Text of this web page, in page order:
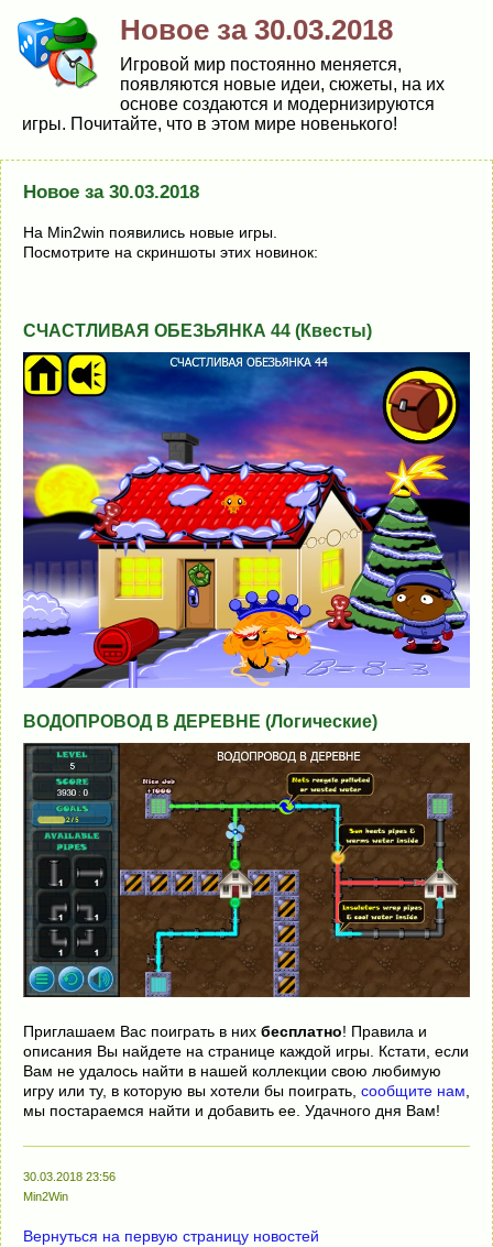
Новое за 30.03.2018
Игровой мир постоянно меняется,
появляются новые идеи, сюжеты, на их
основе создаются и модернизируются
игры. Почитайте, что в этом мире новенького!
Новое за 30.03.2018
На Min2win появились новые игры.
Посмотрите на скриншоты этих новинок:
СЧАСТЛИВАЯ ОБЕЗЬЯНКА 44 (Квесты)
ВОДОПРОВОД В ДЕРЕВНЕ (Логические)
Приглашаем Вас поиграть в них бесплатно! Правила и
описания Вы найдете на странице каждой игры. Кстати, если
Вам не удалось найти в нашей коллекции свою любимую
игру или ту, в которую вы хотели бы поиграть, сообщите нам,
мы постараемся найти и добавить ее. Удачного дня Вам!
30.03.2018 23:56
Min2Win
Вернуться на первую страницу новостей